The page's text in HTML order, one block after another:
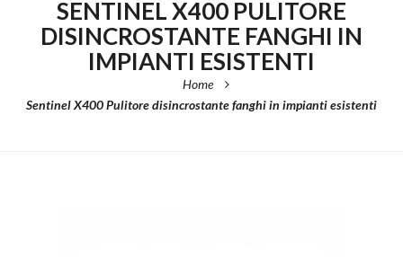
SENTINEL X400 PULITORE
DISINCROSTANTE FANGHI IN
IMPIANTI ESISTENTI
Home
Sentinel X400 Pulitore disincrostante fanghi in impianti esistenti